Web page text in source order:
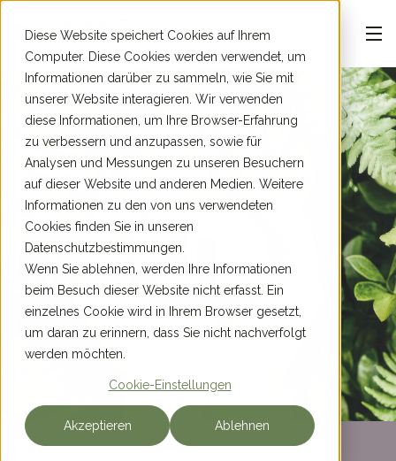
Diese Website speichert Cookies auf Ihrem
Computer. Diese Cookies werden verwendet, um
Informationen darüber zu sammeln, wie Sie mit
unserer Website interagieren. Wir verwenden
diese Informationen, um Ihre Browser-Erfahrung
zu verbessern und anzupassen, sowie für
Analysen und Messungen zu unseren Besuchern
auf dieser Website und anderen Medien. Weitere
Informationen zu den von uns verwendeten
Cookies finden Sie in unseren
Datenschutzbestimmungen.
Wenn Sie ablehnen, werden Ihre Informationen
beim Besuch dieser Website nicht erfasst. Ein
einzelnes Cookie wird in Ihrem Browser gesetzt,
um daran zu erinnern, dass Sie nicht nachverfolgt
werden möchten.
Cookie-Einstellungen
Akzeptieren Ablehnen